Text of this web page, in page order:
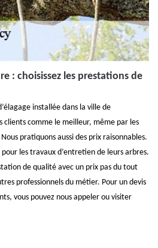
: choisissez les prestations de
installée dans la ville de
clients comme le meilleur, même par les
pratiquons aussi des prix raisonnables.
les travaux d’entretien de leurs arbres.
de qualité avec un prix pas du tout
professionnels du métier. Pour un devis
vous pouvez nous appeler ou visiter